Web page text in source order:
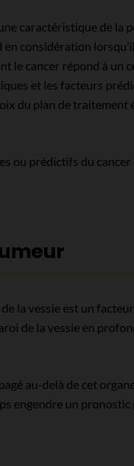
caractéristique de la
en considération
le cancer répond à un
et les facteurs
du plan de traitement
ou prédictifs du cancer
la vessie est un facteur
de la vessie en
au-delà de cet
engendre un pronostic